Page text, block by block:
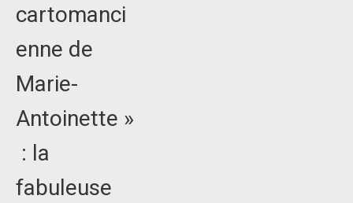
cartomanci
enne de
Marie-
Antoinette »
: la
fabuleuse